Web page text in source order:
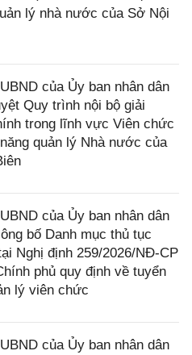
lý nhà nước của Sở Nội
của Ủy ban nhân dân
Quy trình nội bộ giải
trong lĩnh vực Viên chức
quản lý Nhà nước của
của Ủy ban nhân dân
bố Danh mục thủ tục
Nghị định 259/2026/NĐ-CP
phủ quy định về tuyển
lý viên chức
của Ủy ban nhân dân